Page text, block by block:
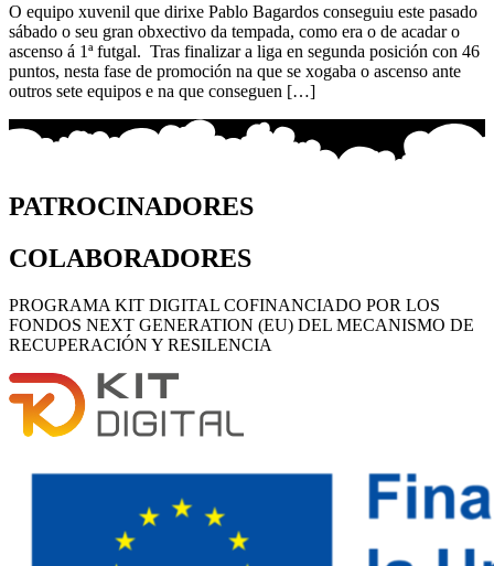
O equipo xuvenil que dirixe Pablo Bagardos conseguiu este pasado
sábado o seu gran obxectivo da tempada, como era o de acadar o
ascenso á 1ª futgal. Tras finalizar a liga en segunda posición con 46
puntos, nesta fase de promoción na que se xogaba o ascenso ante
outros sete equipos e na que conseguen […]
PATROCINADORES
COLABORADORES
PROGRAMA KIT DIGITAL COFINANCIADO POR LOS
FONDOS NEXT GENERATION (EU) DEL MECANISMO DE
RECUPERACIÓN Y RESILENCIA